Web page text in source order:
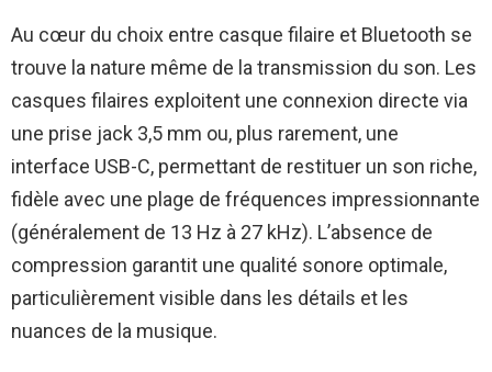
Au cœur du choix entre casque filaire et Bluetooth se
trouve la nature même de la transmission du son. Les
casques filaires exploitent une connexion directe via
une prise jack 3,5 mm ou, plus rarement, une
interface USB-C, permettant de restituer un son riche,
fidèle avec une plage de fréquences impressionnante
(généralement de 13 Hz à 27 kHz). L’absence de
compression garantit une qualité sonore optimale,
particulièrement visible dans les détails et les
nuances de la musique.